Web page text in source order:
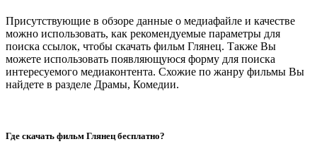
Присутствующие в обзоре данные о медиафайле и качестве
можно использовать, как рекомендуемые параметры для
поиска ссылок, чтобы скачать фильм Глянец. Также Вы
можете использовать появляющуюся форму для поиска
интересуемого медиаконтента. Схожие по жанру фильмы Вы
найдете в разделе Драмы, Комедии.
Где скачать фильм Глянец бесплатно?